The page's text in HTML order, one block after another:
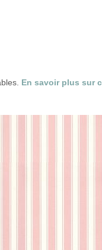
En savoir plus sur